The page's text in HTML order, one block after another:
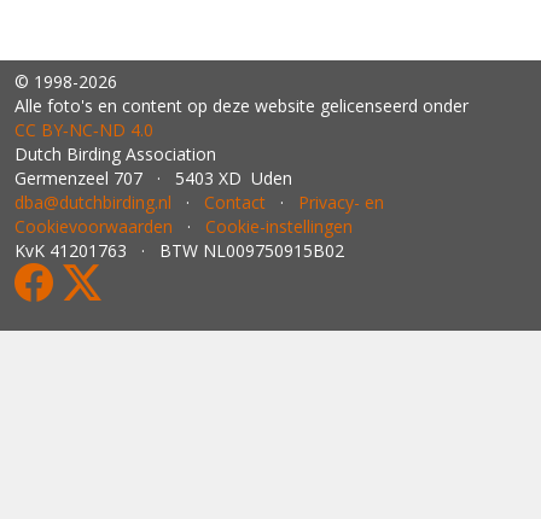
© 1998-2026
Alle foto's en content op deze website gelicenseerd onder
CC BY‑NC‑ND 4.0
Dutch Birding Association
Germenzeel 707 · 5403 XD Uden
dba@dutchbirding.nl · Contact · Privacy- en
Cookievoorwaarden · Cookie-instellingen
KvK 41201763 · BTW NL009750915B02